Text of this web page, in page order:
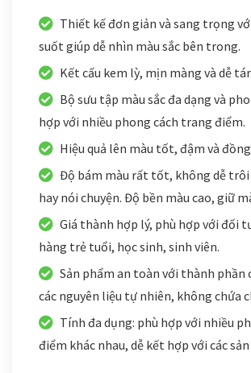
Thiết kế đơn giản và sang trọng
suốt giúp dễ nhìn màu sắc bên trong.
Kết cấu kem lỳ, mịn màng và dễ
Bộ sưu tập màu sắc đa dạng và
hợp với nhiều phong cách trang điểm.
Hiệu quả lên màu tốt, đậm và
Độ bám màu rất tốt, không dễ trôi
hay nói chuyện. Độ bền màu cao, giữ
Giá thành hợp lý, phù hợp với đối
hàng trẻ tuổi, học sinh, sinh viên.
Sản phẩm an toàn với thành
các nguyên liệu tự nhiên, không chứa
Tính đa dụng: phù hợp với nhiều
điểm khác nhau, dễ kết hợp với các